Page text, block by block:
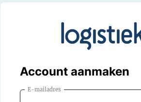
Account aanmaken
E-mailadres